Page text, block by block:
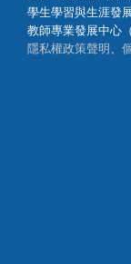
學生學習與生涯發
教師專業發展中心
隱私權政策聲明